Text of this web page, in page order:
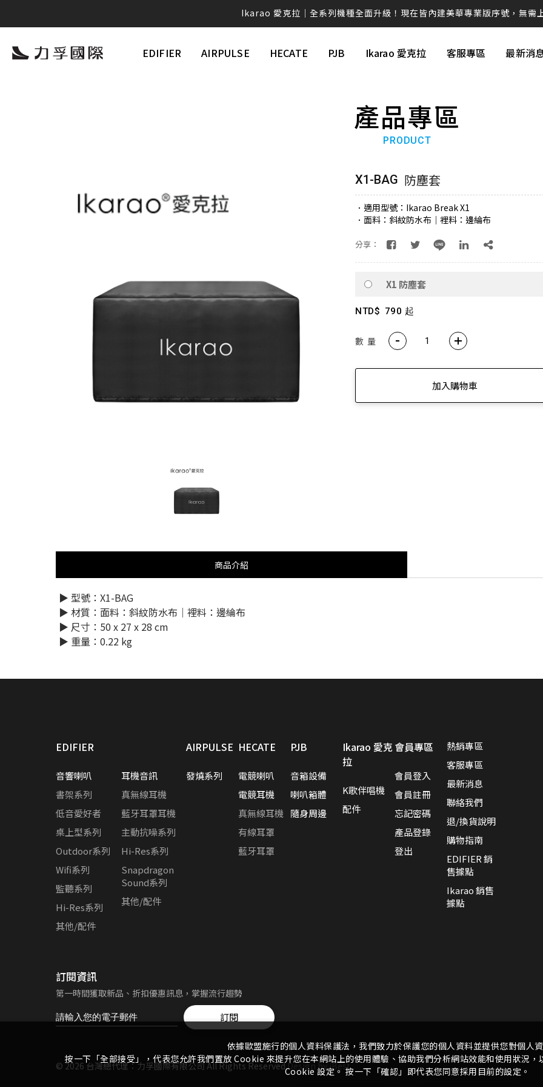
Ikarao 愛克拉｜全系列機種全面升級！現在皆內建美華專業版序號，無需
續航高達 94H！W830NB 無線降噪耳罩耳機 零壓感舒適首選
EDIFIER QD35全新上市 打造全新桌面美學❤️
W260NC｜皮革質感Ｘ-45dB 主動降噪Ｘ支援快充
視聽效果新進化 G1500 BAR 迷你聲霸 7.1 環繞音效 身歷其境
蝦皮【EDIFIER 官方旗艦店】 週週好禮現在領🎁！
讓好聲音走入生活 ── R33BT 經典木質喇叭｜精準分頻打造層次聲效
Neodots 頂規降噪耳機・入耳即靜・懂音質的都選這副 🚀
Ikarao 愛克拉｜全系列機種全面升級！現在皆內建美華專業版序號，無需
愛克拉系列僅在官方平台平台上販售，提醒消費者勿在詐騙網頁上面購
💚 M60 書架喇叭 時尚小巧 三色選擇 還有附支架！！
視聽效果新進化 G1500 BAR 迷你聲霸 7.1 環繞音效 身歷其境
蝦皮【EDIFIER 官方旗艦店】 週週好禮現在領🎁！
EDIFIER AIRPULSE HECATE PJB Ikarao 愛克拉 客服專區 最新消
產品專區
PRODUCT
X1-BAG 防塵套
．適用型號：Ikarao Break X1
．面料：斜紋防水布｜裡料：邊綸布
分享：
X1 防塵套
NTD$ 790 起
數 量
加入購物車
商品介紹
▶︎ 型號：X1-BAG
▶︎ 材質：面料：斜紋防水布｜裡料：邊綸布
▶︎ 尺寸：50 x 27 x 28 cm
▶︎ 重量：0.22 kg
EDIFIER
音響喇叭
書架系列
低音愛好者
桌上型系列
Outdoor系列
Wifi系列
監聽系列
Hi-Res系列
其他/配件
耳機音訊
真無線耳機
藍牙耳罩耳機
主動抗噪系列
Hi-Res系列
Snapdragon
Sound系列
其他/配件
AIRPULSE
發燒系列
HECATE
電競喇叭
電競耳機
真無線耳機
有線耳罩
藍牙耳罩
PJB
音箱設備
喇叭箱體
隨身周邊
Ikarao 愛克
拉
K歌伴唱機
配件
會員專區
會員登入
會員註冊
忘記密碼
產品登錄
登出
熱銷專區
客服專區
最新消息
聯絡我們
退/換貨說明
購物指南
EDIFIER 銷
售據點
Ikarao 銷售
據點
訂閱資訊
第一時間獲取新品、折扣優惠訊息，掌握流行趨勢
訂閱
© 2026 台灣總代理：力孚國際有限公司All Rights Reserved.Design byiBest
依據歐盟施行的個人資料保護法，我們致力於保護您的個人資料並提供您對個人
按一下「全部接受」，代表您允許我們置放 Cookie 來提升您在本網站上的使用體驗、協助我們分析網站效能和使用狀況
Cookie 設定。 按一下「確認」即代表您同意採用目前的設定。